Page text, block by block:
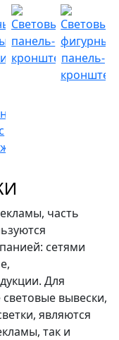
часть
сетями
Для
вывески,
являются
так и